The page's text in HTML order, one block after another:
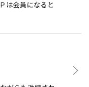
は会員になると